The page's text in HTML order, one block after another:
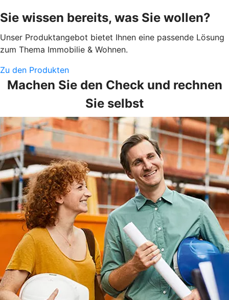
Sie wissen bereits, was Sie wollen?
Unser Produktangebot bietet Ihnen eine passende Lösung
zum Thema Immobilie & Wohnen.
Zu den Produkten
Machen Sie den Check und rechnen
Sie selbst